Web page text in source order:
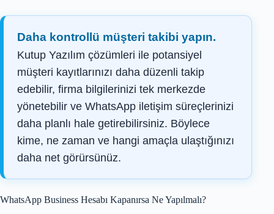
Daha kontrollü müşteri takibi yapın.
Kutup Yazılım çözümleri ile potansiyel
müşteri kayıtlarınızı daha düzenli takip
edebilir, firma bilgilerinizi tek merkezde
yönetebilir ve WhatsApp iletişim süreçlerinizi
daha planlı hale getirebilirsiniz. Böylece
kime, ne zaman ve hangi amaçla ulaştığınızı
daha net görürsünüz.
WhatsApp Business Hesabı Kapanırsa Ne Yapılmalı?